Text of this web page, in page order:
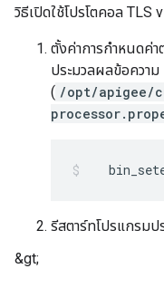
วิธีเปิดใช้โปรโตคอล TLS
ตั้งค่าการกำหนดค่
ประมวลผลข้อความ
( /opt/apigee/
รีสตาร์ทโปรแกรมป
&gt;